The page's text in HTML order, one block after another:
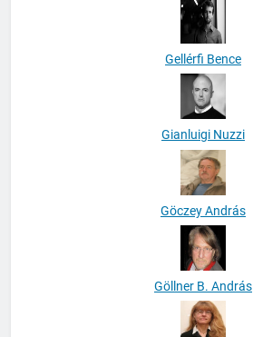
Gellérfi Bence
Gianluigi Nuzzi
Göczey András
Göllner B. András